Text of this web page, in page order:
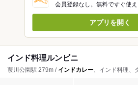
会員登録なし。無料ですぐ使
アプリを開く
インド料理ルンビニ
葭川公園駅 279m / インドカレー、インド料理、